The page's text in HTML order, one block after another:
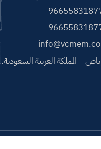
– المملكة العربية السعودية.